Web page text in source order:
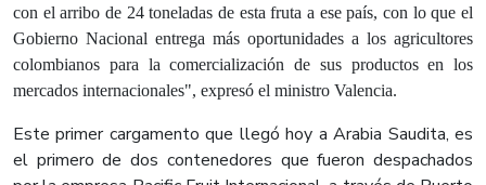
con el arribo de 24 toneladas de esta fruta a ese país, con lo que el
Gobierno Nacional entrega más oportunidades a los agricultores
colombianos para la comercialización de sus productos en los
mercados internacionales", expresó el ministro Valencia.
Este primer cargamento que llegó hoy a Arabia Saudita, es
el primero de dos contenedores que fueron despachados